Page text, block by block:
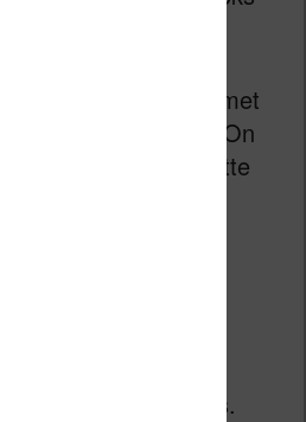
très précis.
bien réactif et permet
rapide de l’écran. On
niveau d’une tablette
vraiment très
une plus grande
plus fin du
de l’écran est
lecture de mangas.